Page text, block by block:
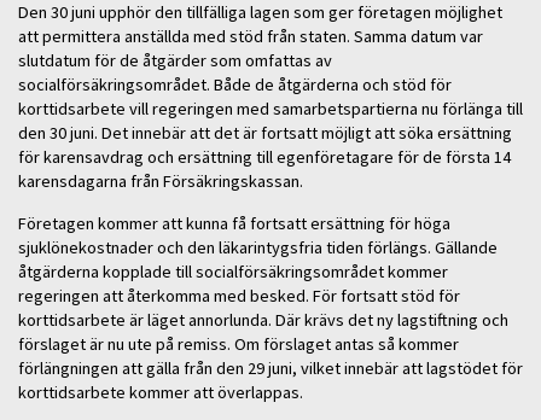
Den 30 juni upphör den tillfälliga lagen som ger företagen möjlighet
att permittera anställda med stöd från staten. Samma datum var
slutdatum för de åtgärder som omfattas av
socialförsäkringsområdet. Både de åtgärderna och stöd för
korttidsarbete vill regeringen med samarbetspartierna nu förlänga till
den 30 juni. Det innebär att det är fortsatt möjligt att söka ersättning
för karensavdrag och ersättning till egenföretagare för de första 14
karensdagarna från Försäkringskassan.
Företagen kommer att kunna få fortsatt ersättning för höga
sjuklönekostnader och den läkarintygsfria tiden förlängs. Gällande
åtgärderna kopplade till socialförsäkringsområdet kommer
regeringen att återkomma med besked. För fortsatt stöd för
korttidsarbete är läget annorlunda. Där krävs det ny lagstiftning och
förslaget är nu ute på remiss. Om förslaget antas så kommer
förlängningen att gälla från den 29 juni, vilket innebär att lagstödet för
korttidsarbete kommer att överlappas.